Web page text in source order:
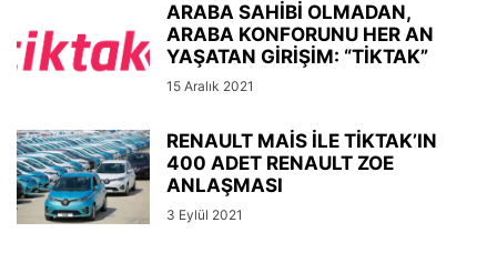
ARABA SAHİBİ OLMADAN,
ARABA KONFORUNU HER AN
YAŞATAN GİRİŞİM: “TİKTAK”
15 Aralık 2021
RENAULT MAİS İLE TİKTAK’IN
400 ADET RENAULT ZOE
ANLAŞMASI
3 Eylül 2021